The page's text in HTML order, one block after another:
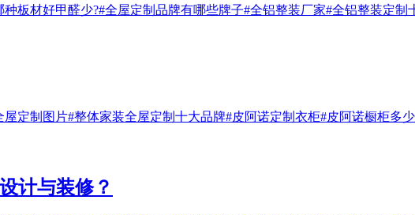
种板材好甲醛少?#全屋定制品牌有哪些牌子#全铝整装厂家#全铝整装定制
屋定制图片#整体家装全屋定制十大品牌#皮阿诺定制衣柜#皮阿诺橱柜多
计与装修？